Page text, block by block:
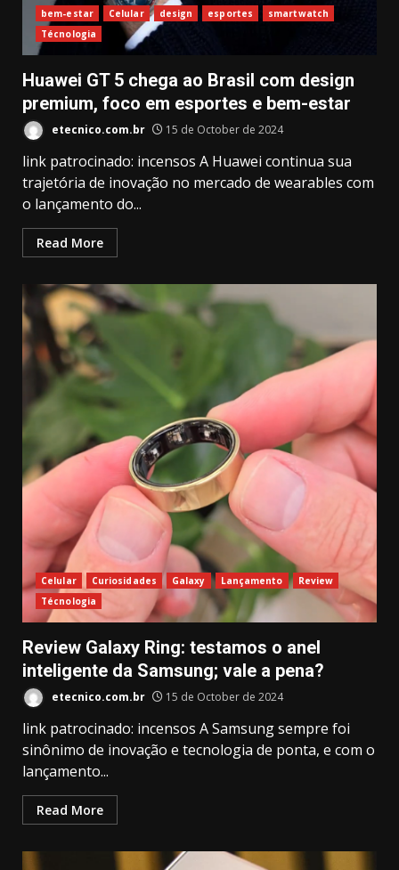
bem-estar Celular design esportes
smartwatch
Técnologia
Huawei GT 5 chega ao Brasil com design
premium, foco em esportes e bem-estar
etecnico.com.br 15 de October de 2024
link patrocinado: incensos A Huawei continua sua
trajetória de inovação no mercado de wearables com
o lançamento do...
Read More
Celular Curiosidades Galaxy Lançamento
Review
Técnologia
Review Galaxy Ring: testamos o anel
inteligente da Samsung; vale a pena?
etecnico.com.br 15 de October de 2024
link patrocinado: incensos A Samsung sempre foi
sinônimo de inovação e tecnologia de ponta, e com o
lançamento...
Read More